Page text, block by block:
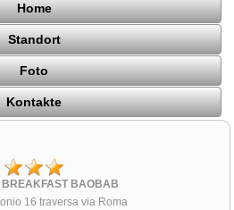
Home
Standort
Foto
Kontakte
BREAKFAST BAOBAB
16 traversa via Roma